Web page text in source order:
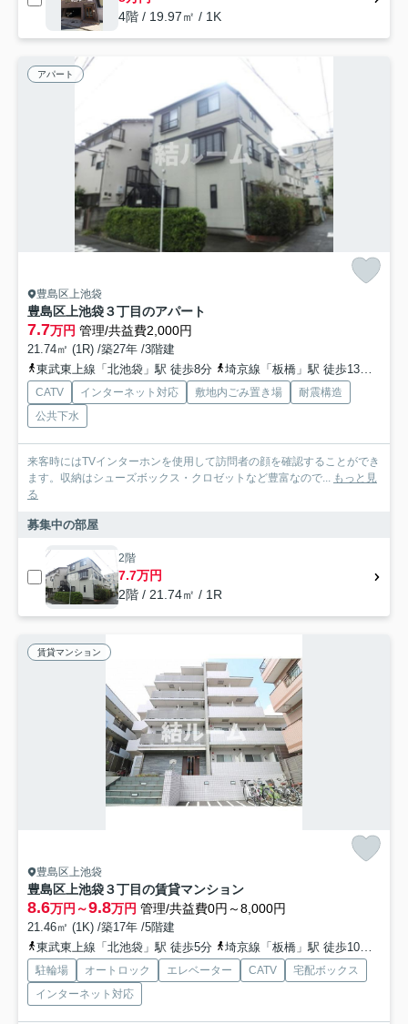
4階 / 19.97㎡ / 1K
アパート
豊島区上池袋
豊島区上池袋３丁目のアパート
7.7万円 管理/共益費2,000円
21.74㎡ (1R) /築27年 /3階建
東武東上線「北池袋」駅 徒歩8分
埼京線「板橋」駅 徒歩13分
CATV インターネット対応 敷地内ごみ置き場
耐震構造
公共下水
来客時にはTVインターホンを使用して訪問者の顔を確認することができ
ます。収納はシューズボックス・クロゼットなど豊富なので... もっと見
る
募集中の部屋
2階
7.7万円
2階 / 21.74㎡ / 1R
賃貸マンション
豊島区上池袋
豊島区上池袋３丁目の賃貸マンション
8.6万円～9.8万円 管理/共益費0円～8,000円
21.46㎡ (1K) /築17年 /5階建
東武東上線「北池袋」駅 徒歩5分
埼京線「板橋」駅 徒歩10分
駐輪場 オートロック エレベーター CATV
宅配ボックス
インターネット対応